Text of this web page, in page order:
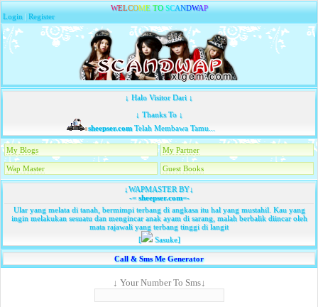
WELCOME TO SCANDWAP
Login |Register
↓ Halo Visitor Dari ↓
↓ Thanks To ↓
sheepser.comTelah Membawa Tamu...
My Blogs My Partner
Wap Master Guest Books
↓WAPMASTER BY↓
-=sheepser.com=-
Ular yang melata di tanah, bermimpi terbang di angkasa itu hal yang mustahil. Kau yang
ingin melakukan sesuatu dan mengincar anak ayam di sarang, malah berbalik diincar oleh
mata rajawali yang terbang tinggi di langit
[
Sasuke]
Call & Sms Me Generator
↓ Your Number To Sms↓